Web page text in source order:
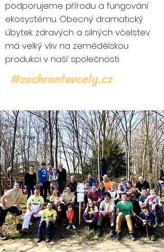
podporujeme přírodu a fungování
ekosystému. Obecný dramatický
úbytek zdravých a silných včelstev
má velký vliv na zemědělskou
produkci v naší společnosti.
#zachrantevcely.cz